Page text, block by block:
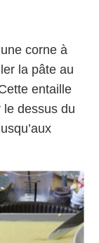
corne à
la pâte au
entaille
le dessus du